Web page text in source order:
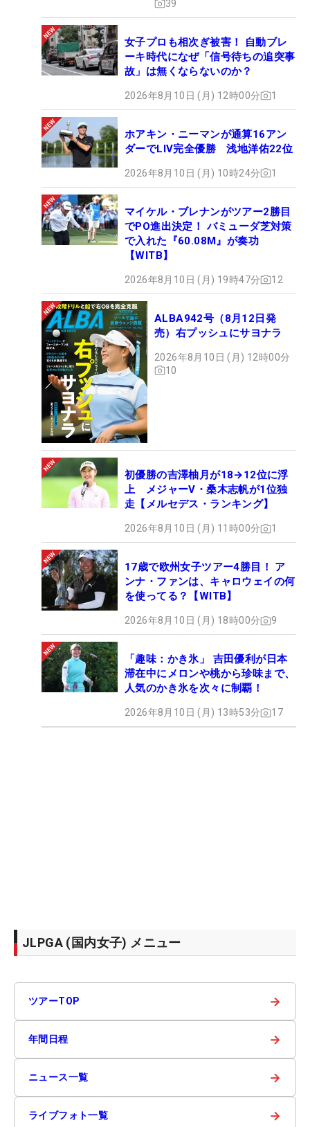
39
女子プロも相次ぎ被害！ 自動ブレ
ーキ時代になぜ「信号待ちの追突事
故」は無くならないのか？
2026年8月10日 (月) 12時00分 1
ホアキン・ニーマンが通算16アン
ダーでLIV完全優勝 浅地洋佑22位
2026年8月10日 (月) 10時24分 1
マイケル・ブレナンがツアー2勝目
でPO進出決定！ バミューダ芝対策
で入れた『60.08M』が奏功
【WITB】
2026年8月10日 (月) 19時47分 12
ALBA942号（8月12日発
売）右プッシュにサヨナラ
2026年8月10日 (月) 12時00分
10
初優勝の吉澤柚月が18→12位に浮
上 メジャーV・桑木志帆が1位独
走【メルセデス・ランキング】
2026年8月10日 (月) 11時00分 1
17歳で欧州女子ツアー4勝目！ ア
ンナ・ファンは、キャロウェイの何
を使ってる？【WITB】
2026年8月10日 (月) 18時00分 9
「趣味：かき氷」 吉田優利が日本
滞在中にメロンや桃から珍味まで、
人気のかき氷を次々に制覇！
2026年8月10日 (月) 13時53分 17
JLPGA (国内女子) メニュー
ツアーTOP →
年間日程 →
ニュース一覧 →
ライブフォト一覧 →